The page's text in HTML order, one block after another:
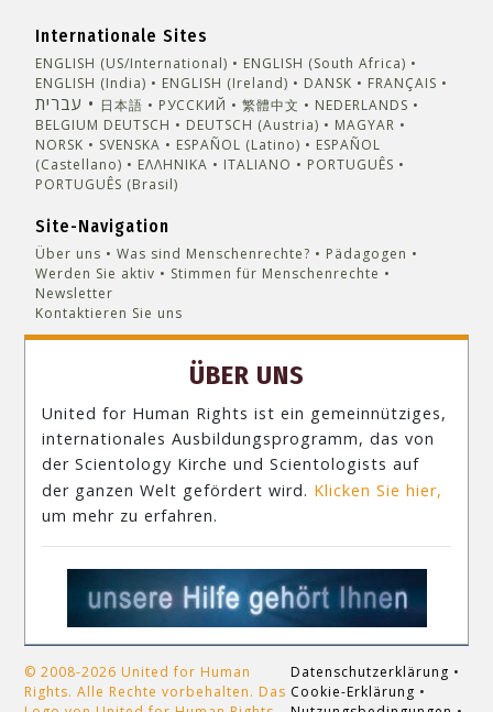
Internationale Sites
ENGLISH (US/International)
ENGLISH (South Africa)
ENGLISH (India)
ENGLISH (Ireland) DANSK FRANÇAIS
עברית 日本語 РУССКИЙ 繁體中文
NEDERLANDS
BELGIUM DEUTSCH DEUTSCH (Austria)
MAGYAR
NORSK
SVENSKA ESPAÑOL (Latino)
ESPAÑOL
(Castellano)
ΕΛΛΗΝΙΚA ITALIANO
PORTUGUÊS
PORTUGUÊS (Brasil)‎
Site-Navigation
Über uns Was sind Menschenrechte?
Pädagogen
Werden Sie aktiv
Stimmen für Menschenrechte
Newsletter
Kontaktieren Sie uns
ÜBER UNS
United for Human Rights ist ein gemeinnütziges,
internationales Ausbildungsprogramm, das von
der Scientology Kirche und Scientologists auf
der ganzen Welt gefördert wird. Klicken Sie hier,
um mehr zu erfahren.
© 2008-2026 United for Human
Rights. Alle Rechte vorbehalten. Das
Datenschutzerklärung •
Cookie-Erklärung •